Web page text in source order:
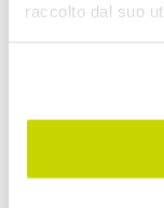
raccolto dal suo
VIADURINI LIGHTING